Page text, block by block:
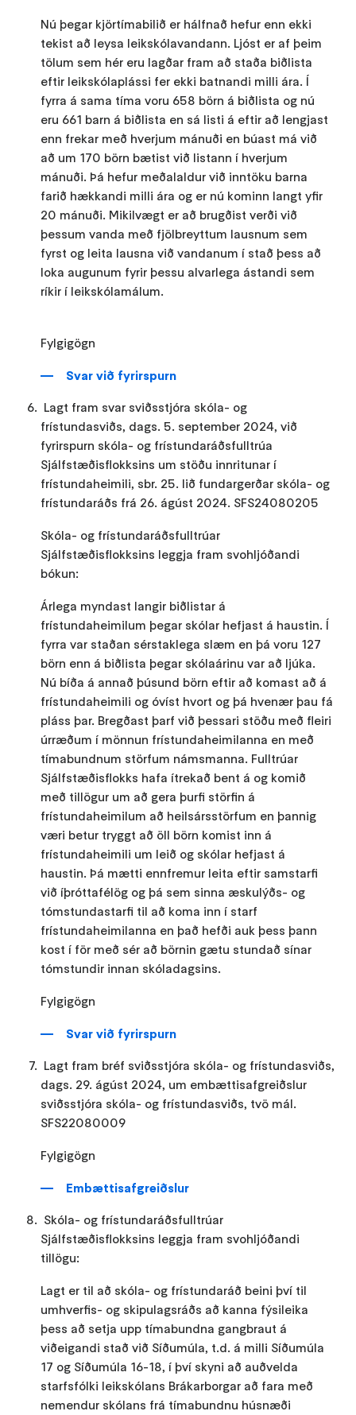
Nú þegar kjörtímabilið er hálfnað hefur enn ekki
tekist að leysa leikskólavandann. Ljóst er af þeim
tölum sem hér eru lagðar fram að staða biðlista
eftir leikskólaplássi fer ekki batnandi milli ára. Í
fyrra á sama tíma voru 658 börn á biðlista og nú
eru 661 barn á biðlista en sá listi á eftir að lengjast
enn frekar með hverjum mánuði en búast má við
að um 170 börn bætist við listann í hverjum
mánuði. Þá hefur meðalaldur við inntöku barna
farið hækkandi milli ára og er nú kominn langt yfir
20 mánuði. Mikilvægt er að brugðist verði við
þessum vanda með fjölbreyttum lausnum sem
fyrst og leita lausna við vandanum í stað þess að
loka augunum fyrir þessu alvarlega ástandi sem
ríkir í leikskólamálum.
Fylgigögn
Svar við fyrirspurn
Lagt fram svar sviðsstjóra skóla- og
frístundasviðs, dags. 5. september 2024, við
fyrirspurn skóla- og frístundaráðsfulltrúa
Sjálfstæðisflokksins um stöðu innritunar í
frístundaheimili, sbr. 25. lið fundargerðar skóla- og
frístundaráðs frá 26. ágúst 2024. SFS24080205
Skóla- og frístundaráðsfulltrúar
Sjálfstæðisflokksins leggja fram svohljóðandi
bókun:
Árlega myndast langir biðlistar á
frístundaheimilum þegar skólar hefjast á haustin. Í
fyrra var staðan sérstaklega slæm en þá voru 127
börn enn á biðlista þegar skólaárinu var að ljúka.
Nú bíða á annað þúsund börn eftir að komast að á
frístundaheimili og óvíst hvort og þá hvenær þau fá
pláss þar. Bregðast þarf við þessari stöðu með fleiri
úrræðum í mönnun frístundaheimilanna en með
tímabundnum störfum námsmanna. Fulltrúar
Sjálfstæðisflokks hafa ítrekað bent á og komið
með tillögur um að gera þurfi störfin á
frístundaheimilum að heilsársstörfum en þannig
væri betur tryggt að öll börn komist inn á
frístundaheimili um leið og skólar hefjast á
haustin. Þá mætti ennfremur leita eftir samstarfi
við íþróttafélög og þá sem sinna æskulýðs- og
tómstundastarfi til að koma inn í starf
frístundaheimilanna en það hefði auk þess þann
kost í för með sér að börnin gætu stundað sínar
tómstundir innan skóladagsins.
Fylgigögn
Svar við fyrirspurn
Lagt fram bréf sviðsstjóra skóla- og frístundasviðs,
dags. 29. ágúst 2024, um embættisafgreiðslur
sviðsstjóra skóla- og frístundasviðs, tvö mál.
SFS22080009
Fylgigögn
Embættisafgreiðslur
Skóla- og frístundaráðsfulltrúar
Sjálfstæðisflokksins leggja fram svohljóðandi
tillögu:
Lagt er til að skóla- og frístundaráð beini því til
umhverfis- og skipulagsráðs að kanna fýsileika
þess að setja upp tímabundna gangbraut á
viðeigandi stað við Síðumúla, t.d. á milli Síðumúla
17 og Síðumúla 16-18, í því skyni að auðvelda
starfsfólki leikskólans Brákarborgar að fara með
nemendur skólans frá tímabundnu húsnæði